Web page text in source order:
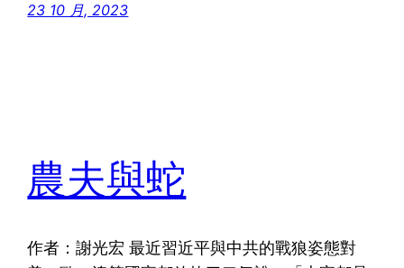
23 10 月, 2023
農夫與蛇
作者：謝光宏 最近習近平與中共的戰狼姿態對